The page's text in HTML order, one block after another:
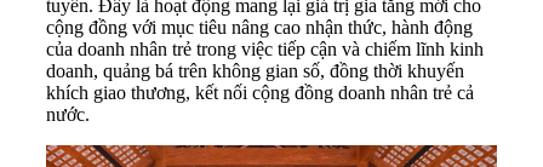
tuyến. Đây là hoạt động mang lại giá trị gia tăng mới cho
cộng đồng với mục tiêu nâng cao nhận thức, hành động
của doanh nhân trẻ trong việc tiếp cận và chiếm lĩnh kinh
doanh, quảng bá trên không gian số, đồng thời khuyến
khích giao thương, kết nối cộng đồng doanh nhân trẻ cả
nước.